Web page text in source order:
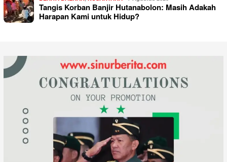
Tangis Korban Banjir Hutanabolon: Masih Adakah
Harapan Kami untuk Hidup?